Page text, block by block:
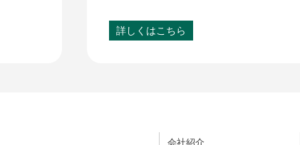
詳しくはこちら
会社紹介